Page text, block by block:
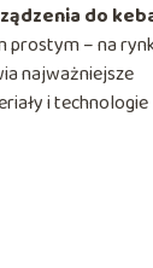
do
prostym – na
najważniejsze
i technologie